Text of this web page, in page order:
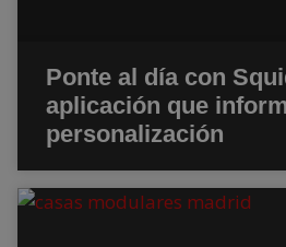
Ponte al día con
aplicación que
personalización